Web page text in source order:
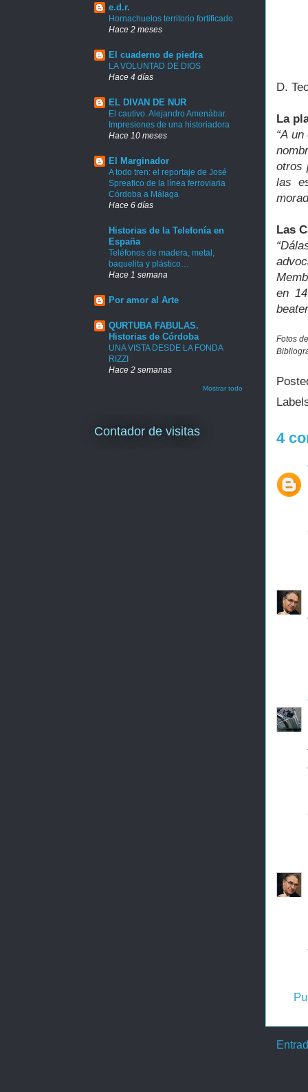
D.
La
“A
otros
las
Las
en
Fotos
4
e.d.r.
Hornachuelos territorio fortificado
Hace 2 meses
El cuaderno de piedra
LA VOLUNTAD DE DIOS
Hace 4 días
EL DIVAN DE NUR
El cautivo. Alejandro Amenábar.
Impresiones de una historiadora
Hace 10 meses
El Marginador
A todo tren: el reportaje de José
Spreafico de la línea ferroviaria
Córdoba a Málaga
Hace 6 días
Historias de la Telefonía en
España
Teléfonos de madera, metal,
baquelita y plástico…
Hace 1 semana
Por amor al Arte
QURTUBA FABULAS.
Historias de Córdoba
UNA VISTA DESDE LA FONDA
RIZZI
Hace 2 semanas
Mostrar todo
Contador de visitas